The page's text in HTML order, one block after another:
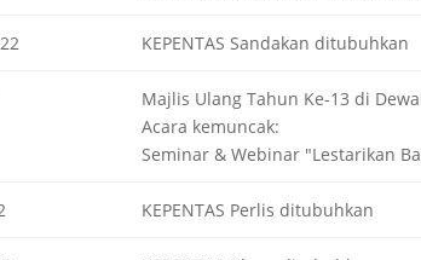
KEPENTAS Sandakan ditubuhkan
Majlis Ulang Tahun Ke-13 di
Acara kemuncak:
Seminar & Webinar "Lestarikan
KEPENTAS Perlis ditubuhkan